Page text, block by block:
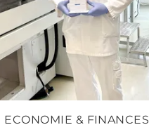
& FINANCES